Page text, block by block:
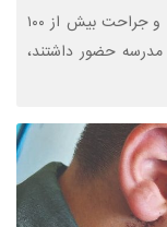
بمباران مدرسه ابتدایی در میناب منجر به شهادت و جراحت بیش از ۱۰۰
۱۲ ساله‌ای که در مدرسه حضور داشتند،